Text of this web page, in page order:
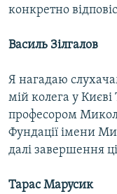
конкретно
Василь Зілгалов
Я нагадаю
мій колега у
професором
Фундації імени
далі завершення
Тарас Марусик